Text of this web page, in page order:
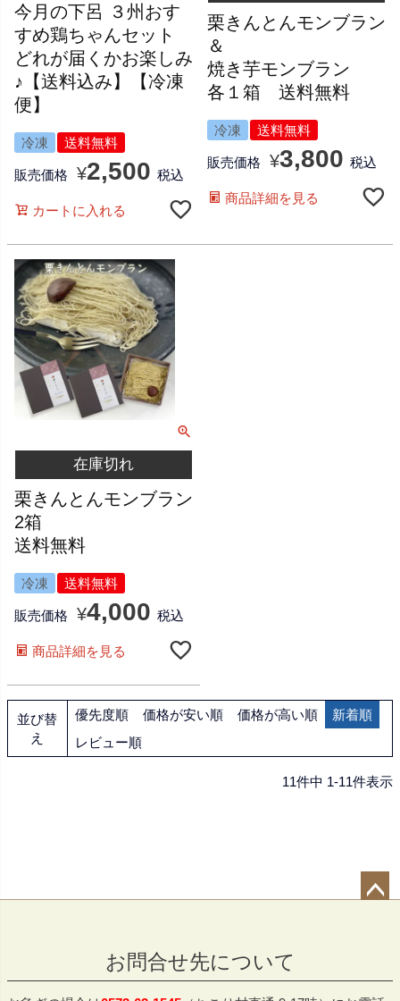
今月の下呂 ３州おす
すめ鶏ちゃんセット
どれが届くかお楽しみ
♪【送料込み】【冷凍
便】
冷凍 送料無料
販売価格 ¥2,500 税込
カートに入れる
栗きんとんモンブラン
＆
焼き芋モンブラン
各１箱 送料無料
冷凍 送料無料
販売価格 ¥3,800 税込
商品詳細を見る
在庫切れ
栗きんとんモンブラン
2箱
送料無料
冷凍 送料無料
販売価格 ¥4,000 税込
商品詳細を見る
並び替
え
優先度順 価格が安い順 価格が高い順
新着順
レビュー順
11件中 1-11件表示
へ
お問合せ先について